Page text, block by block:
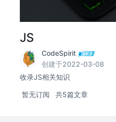
JS
CodeSpirit
创建于2022-03-08
收录JS相关知识
暂无订阅 共5篇文章